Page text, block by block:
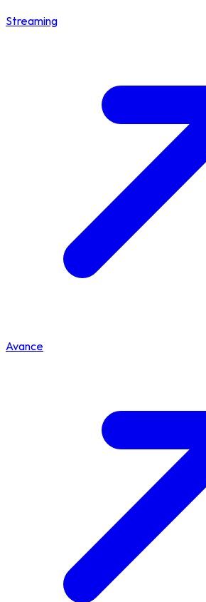
Streaming
Avance